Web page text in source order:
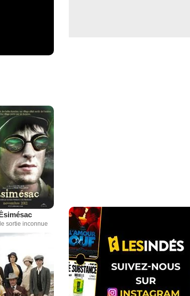
sortie inconnue